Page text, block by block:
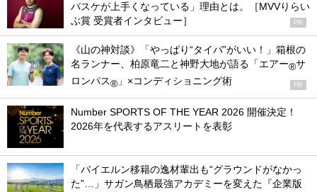
バスケが上手くなっている」理由とは。［MVVりらい
ぶ賞 受賞者インタビュー］
PR
《山の神対談》「やっぱり“タイパ”がいい！」箱根の
名ランナー、柏原竜二と神野大地が語る「エアー®サ
ロンパス® 」×コンディショニング術 PR
Number SPORTS OF THE YEAR 2026 開催決定！
2026年を代表するアスリートを表彰
「バイエルン移籍の逸材輩出も“グラウンドがなかっ
た”…」サガン鳥栖最強アカデミーを変えた『企業版